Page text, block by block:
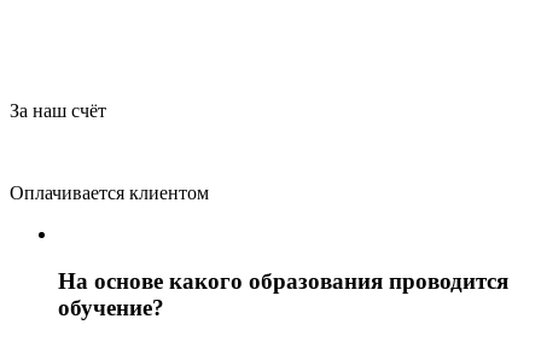
За наш счёт
Оплачивается клиентом
На основе какого образования проводится
обучение?